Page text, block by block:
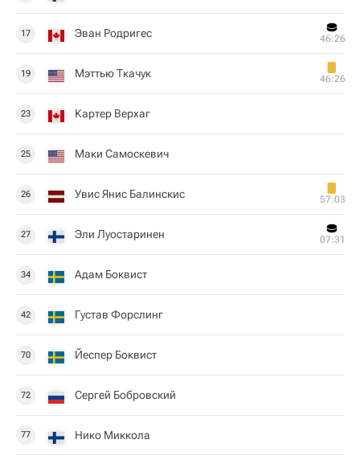
17 Эван Родригес 46:26
19 Мэттью Ткачук 46:26
23 Картер Верхаг
25 Маки Самоскевич
26 Увис Янис Балинскис 57:03
27 Эли Луостаринен 07:31
34 Адам Боквист
42 Густав Форслинг
70 Йеспер Боквист
72 Сергей Бобровский
77 Нико Миккола